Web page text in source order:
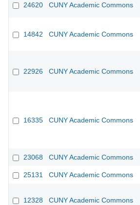
24620 CUNY Academic Commons
14842 CUNY Academic Commons
22926 CUNY Academic Commons
16335 CUNY Academic Commons
23068 CUNY Academic Commons
25131 CUNY Academic Commons
12328 CUNY Academic Commons